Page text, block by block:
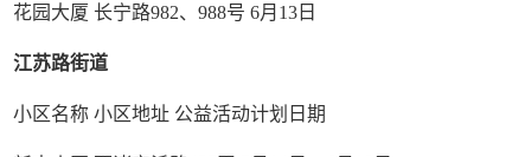
花园大厦 长宁路982、988号 6月13日
江苏路街道
小区名称 小区地址 公益活动计划日期